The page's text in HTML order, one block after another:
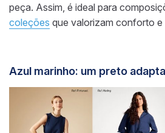
peça. Assim, é ideal para
coleções que valorizam conforto e
Azul marinho: um preto